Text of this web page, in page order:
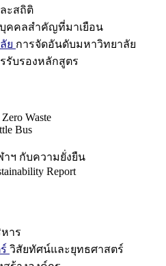
ะสถิติ
บุคคลสำคัญที่มาเยือน
ย การจัดอันดับมหาวิทยาลัย
รับรองหลักสูตร
Waste
Bus
าฯ กับความยั่งยืน
Report
าร
วิสัยทัศน์และยุทธศาสตร์